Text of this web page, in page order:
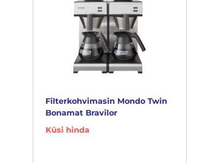
Filterkohvimasin Mondo Twin
Bonamat Bravilor
Küsi hinda